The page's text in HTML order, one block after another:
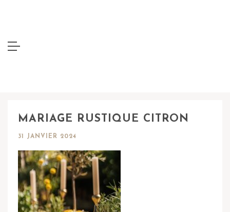
MARIAGE RUSTIQUE CITRON
31 JANVIER 2024